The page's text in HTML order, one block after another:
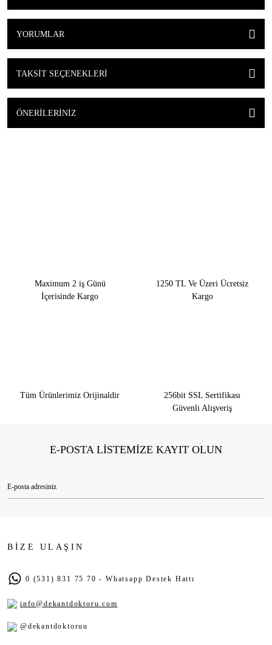
YORUMLAR
TAKSIT SEÇENEKLERI
ÖNERILERINIZ
Maximum 2 iş Günü
İçerisinde Kargo
1250 TL Ve Üzeri Ücretsiz
Kargo
Tüm Ürünlerimiz Orijinaldir
256bit SSL Sertifikası
Güvenli Alışveriş
E-POSTA LİSTEMİZE KAYIT OLUN
BİZE ULAŞIN
0 (531) 831 75 70 - Whatsapp Destek Hattı
info@dekantdoktoru.com
@dekantdoktoruu